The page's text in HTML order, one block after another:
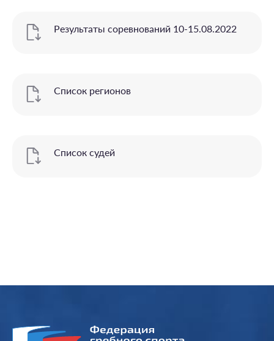
Результаты соревнований 10-15.08.2022
Список регионов
Список судей